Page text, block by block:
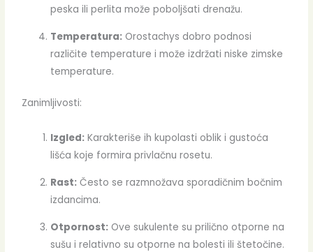
peska ili perlita može poboljšati drenažu.
Temperatura: Orostachys dobro podnosi
različite temperature i može izdržati niske zimske
temperature.
Zanimljivosti:
Izgled: Karakteriše ih kupolasti oblik i gustoća
lišća koje formira privlačnu rosetu.
Rast: Često se razmnožava sporadičnim bočnim
izdancima.
Otpornost: Ove sukulente su prilično otporne na
sušu i relativno su otporne na bolesti ili štetočine.